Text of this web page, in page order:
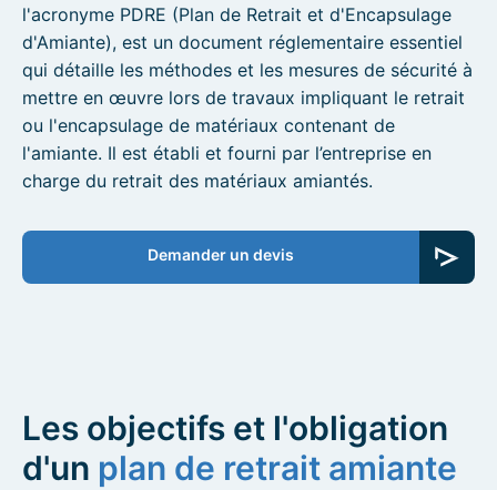
l'acronyme PDRE (Plan de Retrait et d'Encapsulage
d'Amiante), est un document réglementaire essentiel
qui détaille les méthodes et les mesures de sécurité à
mettre en œuvre lors de travaux impliquant le retrait
ou l'encapsulage de matériaux contenant de
l'amiante. Il est établi et fourni par l’entreprise en
charge du retrait des matériaux amiantés.
Demander un devis
Les objectifs et l'obligation
d'un plan de retrait amiante